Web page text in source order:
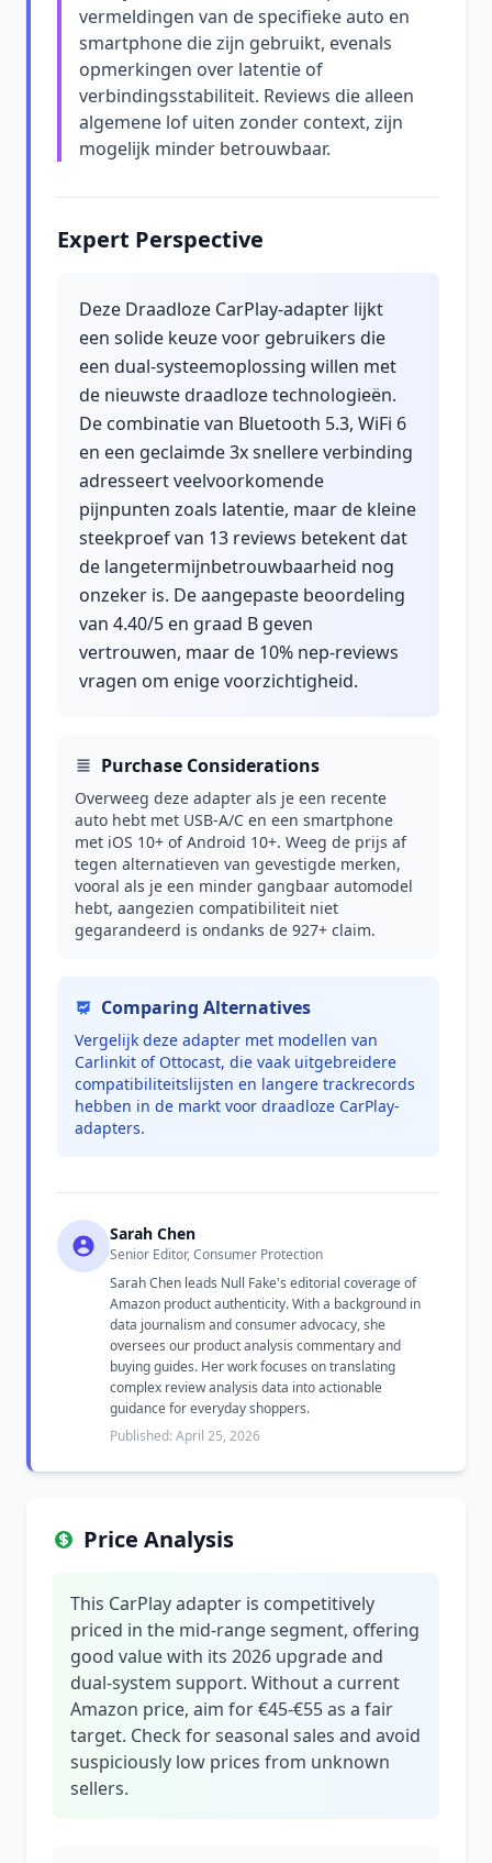
vermeldingen van de specifieke auto en
smartphone die zijn gebruikt, evenals
opmerkingen over latentie of
verbindingsstabiliteit. Reviews die alleen
algemene lof uiten zonder context, zijn
mogelijk minder betrouwbaar.
Expert Perspective
Deze Draadloze CarPlay-adapter lijkt
een solide keuze voor gebruikers die
een dual-systeemoplossing willen met
de nieuwste draadloze technologieën.
De combinatie van Bluetooth 5.3, WiFi 6
en een geclaimde 3x snellere verbinding
adresseert veelvoorkomende
pijnpunten zoals latentie, maar de kleine
steekproef van 13 reviews betekent dat
de langetermijnbetrouwbaarheid nog
onzeker is. De aangepaste beoordeling
van 4.40/5 en graad B geven
vertrouwen, maar de 10% nep-reviews
vragen om enige voorzichtigheid.
Purchase Considerations
Overweeg deze adapter als je een recente
auto hebt met USB-A/C en een smartphone
met iOS 10+ of Android 10+. Weeg de prijs af
tegen alternatieven van gevestigde merken,
vooral als je een minder gangbaar automodel
hebt, aangezien compatibiliteit niet
gegarandeerd is ondanks de 927+ claim.
Comparing Alternatives
Vergelijk deze adapter met modellen van
Carlinkit of Ottocast, die vaak uitgebreidere
compatibiliteitslijsten en langere trackrecords
hebben in de markt voor draadloze CarPlay-
adapters.
Sarah Chen
Senior Editor, Consumer Protection
Sarah Chen leads Null Fake's editorial coverage of
Amazon product authenticity. With a background in
data journalism and consumer advocacy, she
oversees our product analysis commentary and
buying guides. Her work focuses on translating
complex review analysis data into actionable
guidance for everyday shoppers.
Published: April 25, 2026
Price Analysis
This CarPlay adapter is competitively
priced in the mid-range segment, offering
good value with its 2026 upgrade and
dual-system support. Without a current
Amazon price, aim for €45-€55 as a fair
target. Check for seasonal sales and avoid
suspiciously low prices from unknown
sellers.